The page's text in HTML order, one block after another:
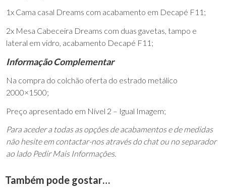
1x Cama casal Dreams com acabamento em Decapé F11;
2x Mesa Cabeceira Dreams com duas gavetas, tampo e
lateral em vidro, acabamento Decapé F11;
Informação Complementar
Na compra do colchão oferta do estrado metálico
2000×1500;
Preço apresentado em Nível 2 – Igual Imagem;
Para aceder a todas as opções de acabamentos e de medidas
não hesite em contactar-nos através do chat ou no separador
ao lado Pedir Mais Informações.
Também pode gostar…